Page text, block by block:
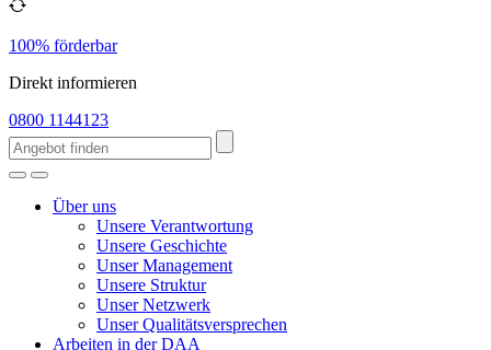
100% förderbar
Direkt informieren
0800 1144123
Über uns
Unsere Verantwortung
Unsere Geschichte
Unser Management
Unsere Struktur
Unser Netzwerk
Unser Qualitätsversprechen
Arbeiten in der DAA